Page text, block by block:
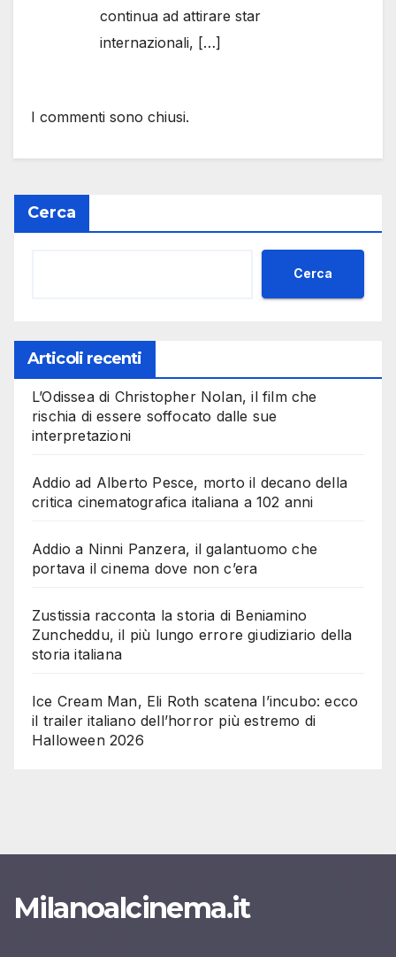
continua ad attirare star
internazionali, […]
I commenti sono chiusi.
Cerca
Cerca
Articoli recenti
L’Odissea di Christopher Nolan, il film che
rischia di essere soffocato dalle sue
interpretazioni
Addio ad Alberto Pesce, morto il decano della
critica cinematografica italiana a 102 anni
Addio a Ninni Panzera, il galantuomo che
portava il cinema dove non c’era
Zustissia racconta la storia di Beniamino
Zuncheddu, il più lungo errore giudiziario della
storia italiana
Ice Cream Man, Eli Roth scatena l’incubo: ecco
il trailer italiano dell’horror più estremo di
Halloween 2026
Milanoalcinema.it